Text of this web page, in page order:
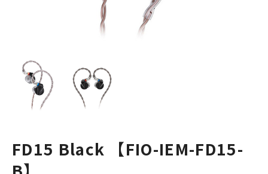
FD15 Black 【FIO-IEM-FD15-